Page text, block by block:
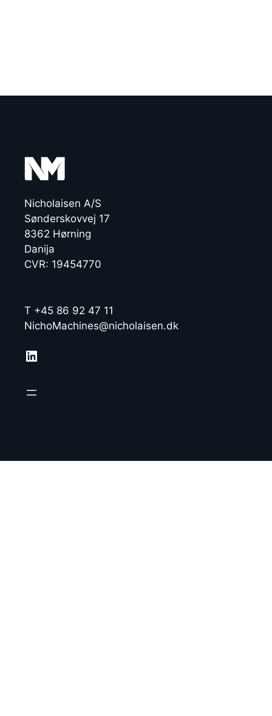
Nicholaisen A/S
Sønderskovvej 17
8362 Hørning
Danija
CVR: 19454770
T +45 86 92 47 11
NichoMachines@nicholaisen.dk
LinkedIn